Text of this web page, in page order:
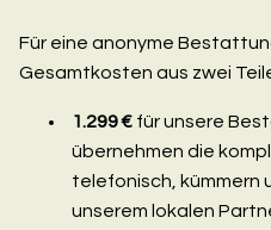
Für eine anonyme
Gesamtkosten aus zwei
1.299 € für unsere
übernehmen die
telefonisch, kümmern
unserem lokalen